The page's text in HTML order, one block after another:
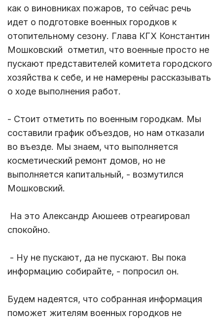
как о виновниках пожаров, то сейчас речь
идет о подготовке военных городков к
отопительному сезону. Глава КГХ Константин
Мошковский отметил, что военные просто не
пускают представителей комитета городского
хозяйства к себе, и не намерены рассказывать
о ходе выполнения работ.
- Стоит отметить по военным городкам. Мы
составили график объездов, но нам отказали
во въезде. Мы знаем, что выполняется
косметический ремонт домов, но не
выполняется капитальный, - возмутился
Мошковский.
На это Александр Аюшеев отреагировал
спокойно.
- Ну не пускают, да не пускают. Вы пока
информацию собирайте, - попросил он.
Будем надеятся, что собранная информация
поможет жителям военных городков не